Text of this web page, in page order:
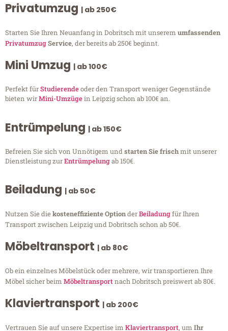
Privatumzug | ab 250€
Starten Sie Ihren Neuanfang in Dobritsch mit unserem umfassenden
PrivatumzugService, der bereits ab 250€ beginnt.
Mini Umzug | ab 100€
Perfekt fürStudierendeoder den Transport weniger Gegenstände
bieten wirMini-Umzügein Leipzig schon ab 100€ an.
Entrümpelung | ab 150€
Befreien Sie sich von Unnötigem undstarten Sie frischmit unserer
Dienstleistung zurEntrümpelungab 150€.
Beiladung | ab 50€
Nutzen Sie diekosteneffiziente OptionderBeiladungfür Ihren
Transport zwischen Leipzig und Dobritsch schon ab 50€.
Möbeltransport | ab 80€
Ob ein einzelnes Möbelstück oder mehrere, wir transportieren Ihre
Möbel sicher beim Möbeltransportnach Dobritsch preiswert ab 80€.
Klaviertransport | ab 200€
Vertrauen Sie auf unsere Expertise im Klaviertransport, um Ihr